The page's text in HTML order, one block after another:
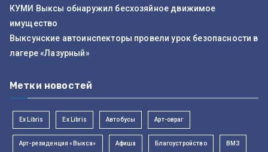
КУМИ Выксы обнаружил бесхозяйное движимое
имущество
Выксунские автоинспекторы провели урок безопасности в
лагере «Лазурный»
Метки новостей
Ex Libris Ex Libris Автобусы Арт-овраг
Арт-резиденция «Выкса» Афиша Благоустройство ВМЗ